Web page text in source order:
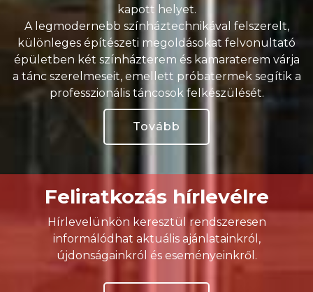
kapott helyet.
A legmodernebb színháztechnikával felszerelt,
különleges építészeti megoldásokat felvonultató
épületben két színházterem és kamaraterem várja
a tánc szerelmeseit, emellett próbatermek segítik a
professzionális táncosok felkészülését.
Tovább
Feliratkozás hírlevélre
Hírlevelünkön keresztül rendszeresen
informálódhat aktuális ajánlatainkról,
újdonságainkról és eseményeinkről.